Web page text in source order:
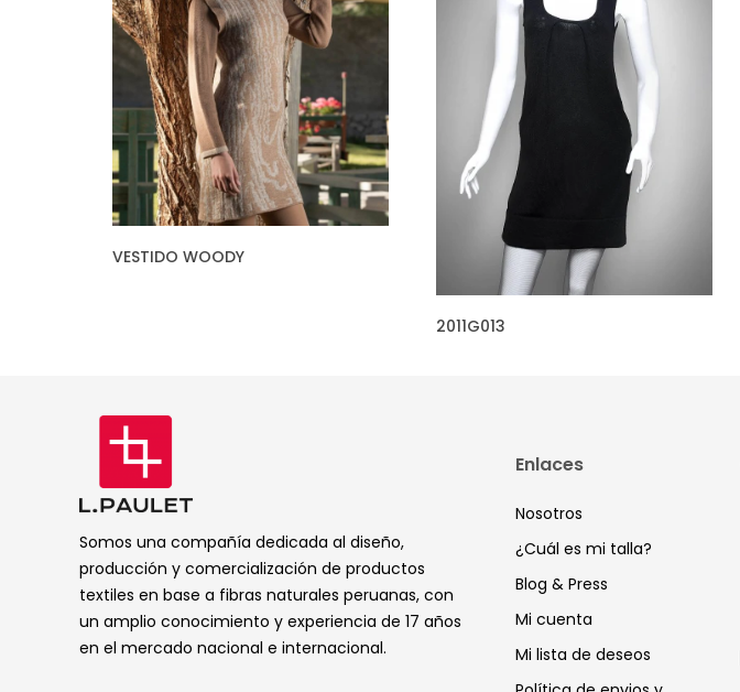
VESTIDO WOODY
2011G013
Somos una compañía dedicada al diseño,
producción y comercialización de productos
textiles en base a fibras naturales peruanas, con
un amplio conocimiento y experiencia de 17 años
en el mercado nacional e internacional.
Enlaces
Nosotros
¿Cuál es mi talla?
Blog & Press
Mi cuenta
Mi lista de deseos